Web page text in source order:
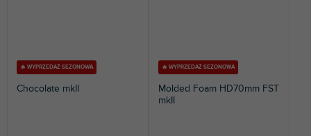
🔥 WYPRZEDAŻ SEZONOWA
Chocolate mkII
🔥 WYPRZEDAŻ SEZONOWA
Molded Foam HD70mm FST
mkII